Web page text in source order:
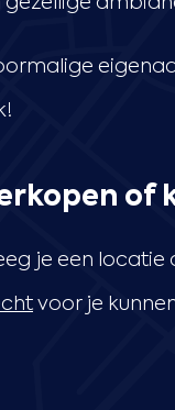
of
je een
voor je